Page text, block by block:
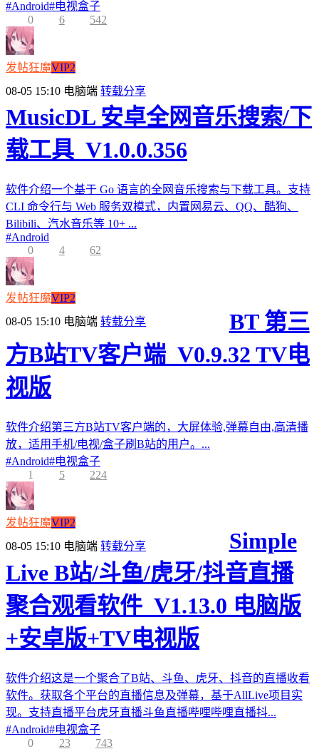
#Android#电视盒子
0
6 542
发帖狂魔VIP2
08-05 15:10 电脑端 转载分享
MusicDL 安卓全网音乐搜索/下
载工具_V1.0.0.356
软件介绍一个基于 Go 语言的全网音乐搜索与下载工具。支持
CLI 命令行与 Web 服务双模式，内置网易云、QQ、酷狗、
Bilibili、汽水音乐等 10+ ...
#Android
0
4 62
发帖狂魔VIP2
08-05 15:10 电脑端 转载分享
BT 第三
方B站TV客户端_V0.9.32 TV电
视版
软件介绍第三方B站TV客户端的，大屏体验,弹幕自由,高清播
放，适用手机/电视/盒子刷B站的用户。...
#Android#电视盒子
1
5 224
发帖狂魔VIP2
08-05 15:10 电脑端 转载分享
Simple
Live B站/斗鱼/虎牙/抖音直播
聚合观看软件_V1.13.0 电脑版
+安卓版+TV电视版
软件介绍这是一个聚合了B站、斗鱼、虎牙、抖音的直播收看
软件。获取各个平台的直播信息及弹幕，基于AllLive项目实
现。支持直播平台虎牙直播斗鱼直播哔哩哔哩直播抖...
#Android#电视盒子
0
23 743